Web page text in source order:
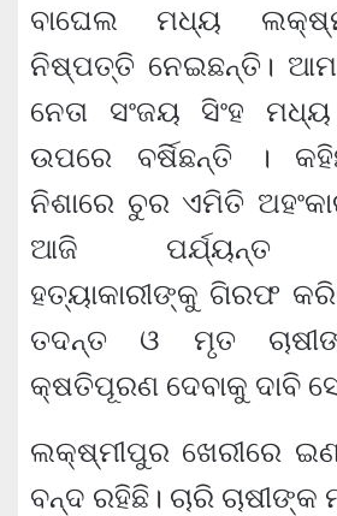
ବାଘେଲ ମଧ୍ୟ
ନିଷ୍ପତ୍ତି ନେଇଛନ୍ତି। ଆମ
ନେତା ସଂଜୟ ସିଂହ
ଉପରେ ବର୍ଷିଛନ୍ତି ।
ନିଶାରେ ଚୁର ଏମିତି
ଆଜି ପର୍ଯ୍ୟନ୍ତ
ହତ୍ୟାକାରୀଙ୍କୁ ଗିରଫ
ତଦନ୍ତ ଓ ମୃତ
କ୍ଷତିପୂରଣ ଦେବାକୁ ଦାବି
ଲକ୍ଷ୍ମୀପୁର ଖେରୀରେ
ବନ୍ଦ ରହିଛି। ଚାରି ଚାଷୀଙ୍କ